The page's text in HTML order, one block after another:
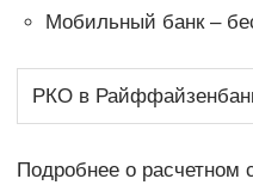
Мобильный банк –
РКО в
Подробнее о расчетном